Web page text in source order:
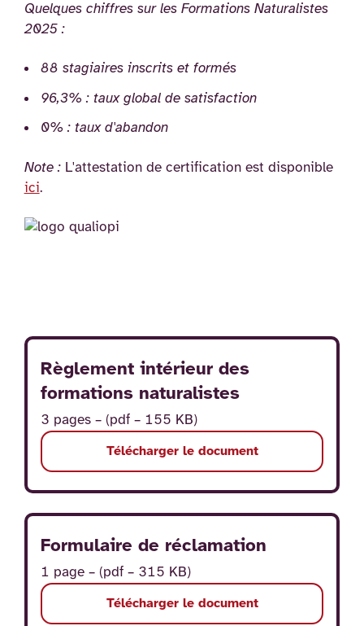
Quelques chiffres sur les Formations Naturalistes
2025 :
88 stagiaires inscrits et formés
96,3% : taux global de satisfaction
0% : taux d'abandon
Note :L'attestation de certification est disponible
ici.
Règlement intérieur des
formations naturalistes
3 pages – (pdf – 155 KB)
Télécharger le document
Formulaire de réclamation
1 page – (pdf – 315 KB)
Télécharger le document